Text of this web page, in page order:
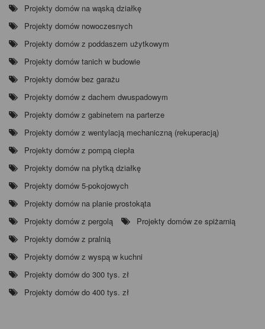
Projekty domów na wąską działkę
Projekty domów nowoczesnych
Projekty domów z poddaszem użytkowym
Projekty domów tanich w budowie
Projekty domów bez garażu
Projekty domów z dachem dwuspadowym
Projekty domów z gabinetem na parterze
Projekty domów z wentylacją mechaniczną (rekuperacją)
Projekty domów z pompą ciepła
Projekty domów na płytką działkę
Projekty domów 5-pokojowych
Projekty domów na planie prostokąta
Projekty domów z pergolą
Projekty domów ze spiżarnią
Projekty domów z pralnią
Projekty domów z wyspą w kuchni
Projekty domów do 300 tys. zł
Projekty domów do 400 tys. zł